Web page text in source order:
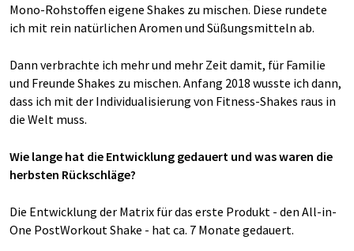
Mono-Rohstoffen eigene Shakes zu mischen. Diese rundete
ich mit rein natürlichen Aromen und Süßungsmitteln ab.
Dann verbrachte ich mehr und mehr Zeit damit, für Familie
und Freunde Shakes zu mischen. Anfang 2018 wusste ich dann,
dass ich mit der Individualisierung von Fitness-Shakes raus in
die Welt muss.
Wie lange hat die Entwicklung gedauert und was waren die
herbsten Rückschläge?
Die Entwicklung der Matrix für das erste Produkt - den All-in-
One PostWorkout Shake - hat ca. 7 Monate gedauert.